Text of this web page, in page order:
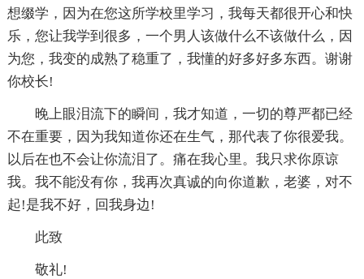
想缀学，因为在您这所学校里学习，我每天都很开心和快
乐，您让我学到很多，一个男人该做什么不该做什么，因
为您，我变的成熟了稳重了，我懂的好多好多东西。谢谢
你校长!
晚上眼泪流下的瞬间，我才知道，一切的尊严都已经
不在重要，因为我知道你还在生气，那代表了你很爱我。
以后在也不会让你流泪了。痛在我心里。我只求你原谅
我。我不能没有你，我再次真诚的向你道歉，老婆，对不
起!是我不好，回我身边!
此致
敬礼!